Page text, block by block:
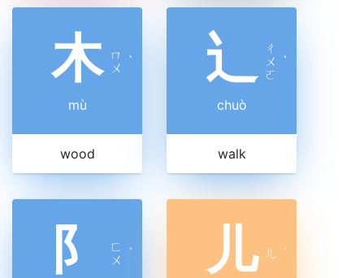
木 ㄇ
ㄨ ˋ
mù
wood
辶
ㄔ
ㄨ
ㄛ
ˋ
chuò
walk
阝
ㄈ
ㄨ ˋ 儿 ㄦ ˊ